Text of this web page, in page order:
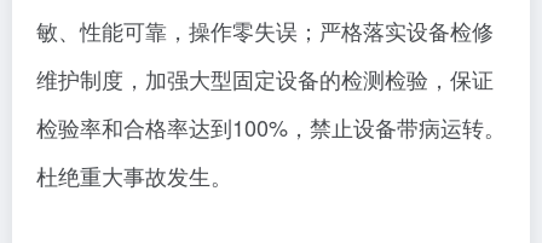
敏、性能可靠，操作零失误；严格落实设备检修
维护制度，加强大型固定设备的检测检验，保证
检验率和合格率达到100%，禁止设备带病运转。
杜绝重大事故发生。